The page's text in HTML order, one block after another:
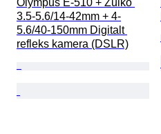
3.5-5.6/14-42mm + 4-
5.6/40-150mm Digitalt
refleks kamera (DSLR)